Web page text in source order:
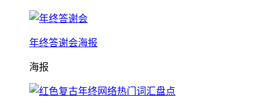
年终答谢会海报
海报